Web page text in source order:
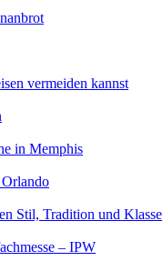
vermeiden kannst
in Memphis
Stil, Tradition und Klasse
– IPW